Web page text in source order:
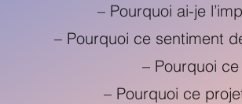
– Pourquoi ai-je
– Pourquoi ce sentiment
– Pourquoi
– Pourquoi ce